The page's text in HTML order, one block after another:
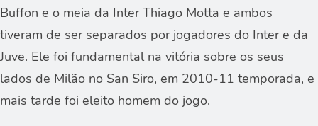
Buffon e o meia da Inter Thiago Motta e ambos
tiveram de ser separados por jogadores do Inter e da
Juve. Ele foi fundamental na vitória sobre os seus
lados de Milão no San Siro, em 2010-11 temporada, e
mais tarde foi eleito homem do jogo.